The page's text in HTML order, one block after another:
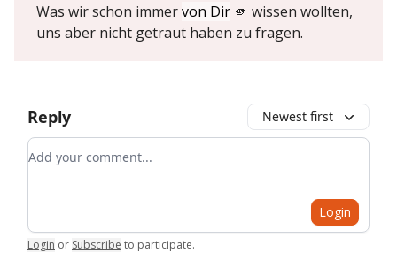
Was wir schon immervon Dir 🫵 wissen wollten,
uns aber nicht getraut haben zu fragen.
Reply Newest first
Add your comment
Login
Login or Subscribe to participate.